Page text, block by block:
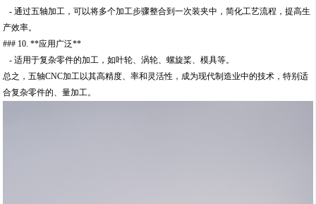
- 通过五轴加工，可以将多个加工步骤整合到一次装夹中，简化工艺流程，提高生
产效率。
### 10. **应用广泛**
- 适用于复杂零件的加工，如叶轮、涡轮、螺旋桨、模具等。
总之，五轴CNC加工以其高精度、率和灵活性，成为现代制造业中的技术，特别适
合复杂零件的、量加工。